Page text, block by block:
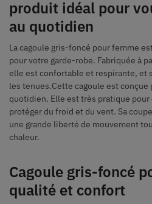
produit idéal pour
au quotidien
La cagoule gris-foncé pour femme
pour votre garde-robe. Fabriquée à
elle est confortable et respirante, et
les tenues.Cette cagoule est conçue
quotidien. Elle est très pratique
protéger du froid et du vent. Sa
une grande liberté de mouvement
chaleur.
Cagoule gris-foncé
qualité et confort